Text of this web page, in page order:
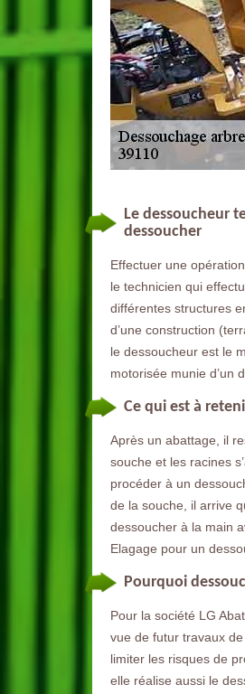
Le dessoucheur
dessoucher
Effectuer une
le technicien qui
différentes structures
d’une construction
le dessoucheur est le
motorisée munie d’un
Ce qui est à
Après un abattage, il
souche et les racines
procéder à un
de la souche, il arrive
dessoucher à la main
Elagage pour un
Pourquoi
Pour la société LG
vue de futur travaux
limiter les risques de
elle réalise aussi le